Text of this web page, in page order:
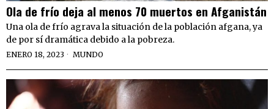
Ola de frío deja al menos 70 muertos en Afganistán
Una ola de frío agrava la situación de la población afgana, ya
de por sí dramática debido a la pobreza.
ENERO 18, 2023 MUNDO